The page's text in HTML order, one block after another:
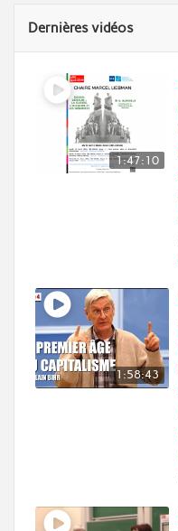
Dernières vidéos
1:47:10
1:58:43